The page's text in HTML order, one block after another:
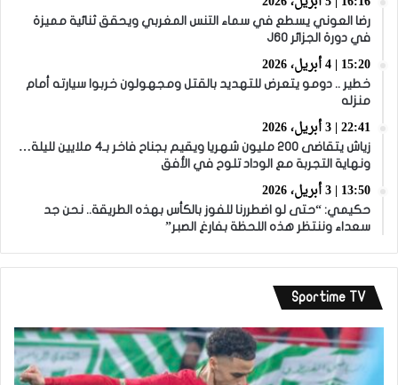
رضا العوني يسطع في سماء التنس المغربي ويحقق ثنائية مميزة
في دورة الجزائر J60
15:20 | 4 أبريل، 2026
خطير .. دومو يتعرض للتهديد بالقتل ومجهولون خربوا سيارته أمام
منزله
22:41 | 3 أبريل، 2026
زياش يتقاضى 200 مليون شهريا ويقيم بجناح فاخر بـ4 ملايين لليلة…
ونهاية التجربة مع الوداد تلوح في الأفق
13:50 | 3 أبريل، 2026
حكيمي: “حتى لو اضطررنا للفوز بالكأس بهذه الطريقة.. نحن جد
سعداء وننتظر هذه اللحظة بفارغ الصبر”
Sportime TV